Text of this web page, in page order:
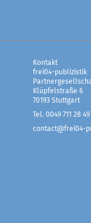
Kontakt
frei04-publizistik
Klüpfelstraße 6
70193 Stuttgart
Tel. 0049 711 28 49
contact@frei04-